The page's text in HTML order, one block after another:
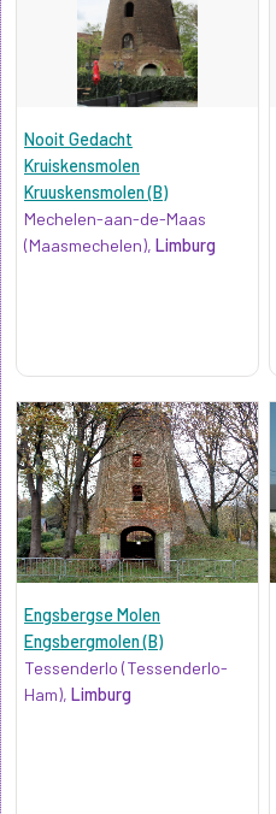
Nooit Gedacht
Kruiskensmolen
Kruuskensmolen (B)
Mechelen-aan-de-Maas
(Maasmechelen), Limburg
Engsbergse Molen
Engsbergmolen (B)
Tessenderlo (Tessenderlo-
Ham), Limburg